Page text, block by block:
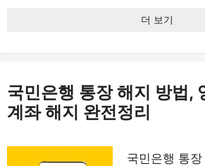
더 보기
국민은행 통장 해지 방법,
계좌 해지 완전정리
국민은행 통